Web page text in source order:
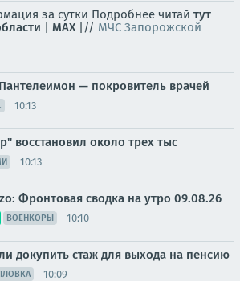
за сутки Подробнее читай тут
| MAX|// МЧС Запорожской
— покровитель врачей
10:13
восстановил около трех тыс
10:13
Фронтовая сводка на утро 09.08.26
ВОЕНКОРЫ 10:10
докупить стаж для выхода на пенсию
10:09